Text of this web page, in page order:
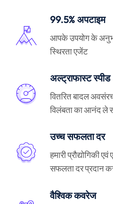
99.5% अपटाइम
आपके उपयोग के
स्थिरता एजेंट
अल्ट्राफास्ट स्पीड
वितरित बादल
विलंबता का आनंद ले
उच्च सफलता दर
हमारी प्रौद्योगिकी
सफलता दर प्रदान
वैश्विक कवरेज